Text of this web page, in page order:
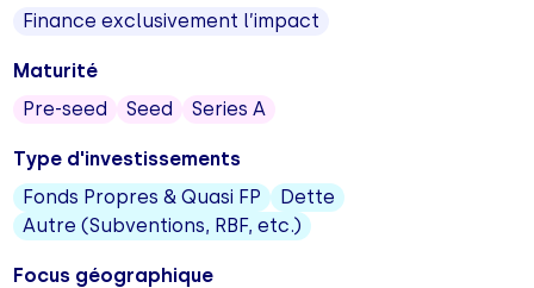
Finance exclusivement l’impact
Maturité
Pre-seed
Seed Series A
Type d'investissements
Fonds Propres & Quasi FP
Dette
Autre (Subventions, RBF, etc.)
Focus géographique